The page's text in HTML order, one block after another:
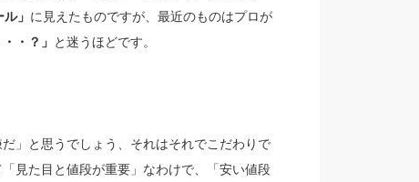
」 に見えたものですが、最近のものはプロが
・？」 と迷うほどです。
」と思うでしょう、それはそれでこだわりで
見た目と値段が重要」なわけで、「安い値段